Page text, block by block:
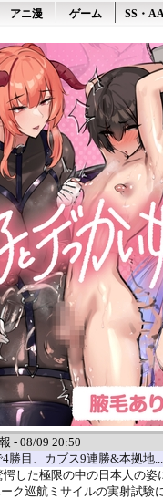
アニ漫 ゲーム SS・
- 08/09 20:50
勝目、カブス9連勝&本拠地...
した極限の中の日本人の姿
ク巡航ミサイルの実射試験